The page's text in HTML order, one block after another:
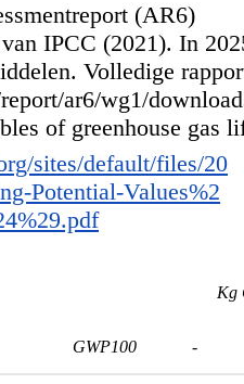
(AR6)
van IPCC (2021). In
Volledige
ar6/wg1/
of greenhouse gas
sites/default/files/20
Potential-Values%2
Kg
GWP100 -